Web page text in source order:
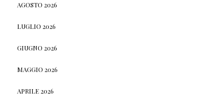
AGOSTO 2026
LUGLIO 2026
GIUGNO 2026
MAGGIO 2026
APRILE 2026